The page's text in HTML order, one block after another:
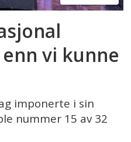
vi kunne
imponerte i sin
nummer 15 av 32